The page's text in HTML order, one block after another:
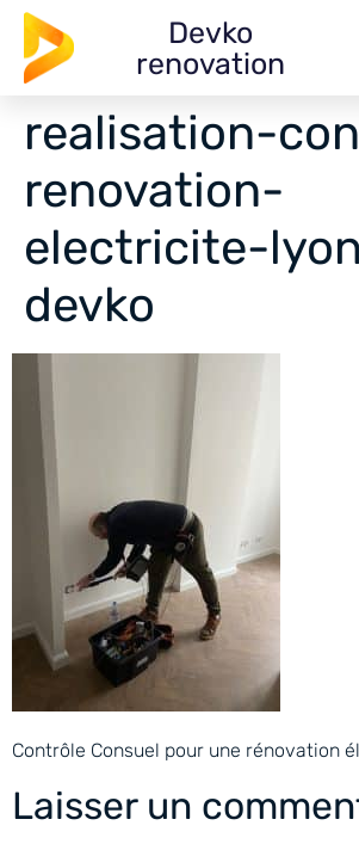
Devko
renovation
realisation-
renovation-
electricite-
devko
Contrôle Consuel pour une rénovation
Laisser un